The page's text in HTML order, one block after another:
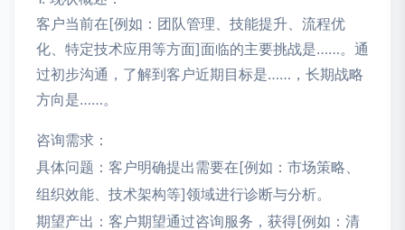
客户当前在[例如：团队管理、技能提升、流程优
化、特定技术应用等方面]面临的主要挑战是……。通
过初步沟通，了解到客户近期目标是……，长期战略
方向是……。
咨询需求：
具体问题：客户明确提出需要在[例如：市场策略、
组织效能、技术架构等]领域进行诊断与分析。
期望产出：客户期望通过咨询服务，获得[例如：清